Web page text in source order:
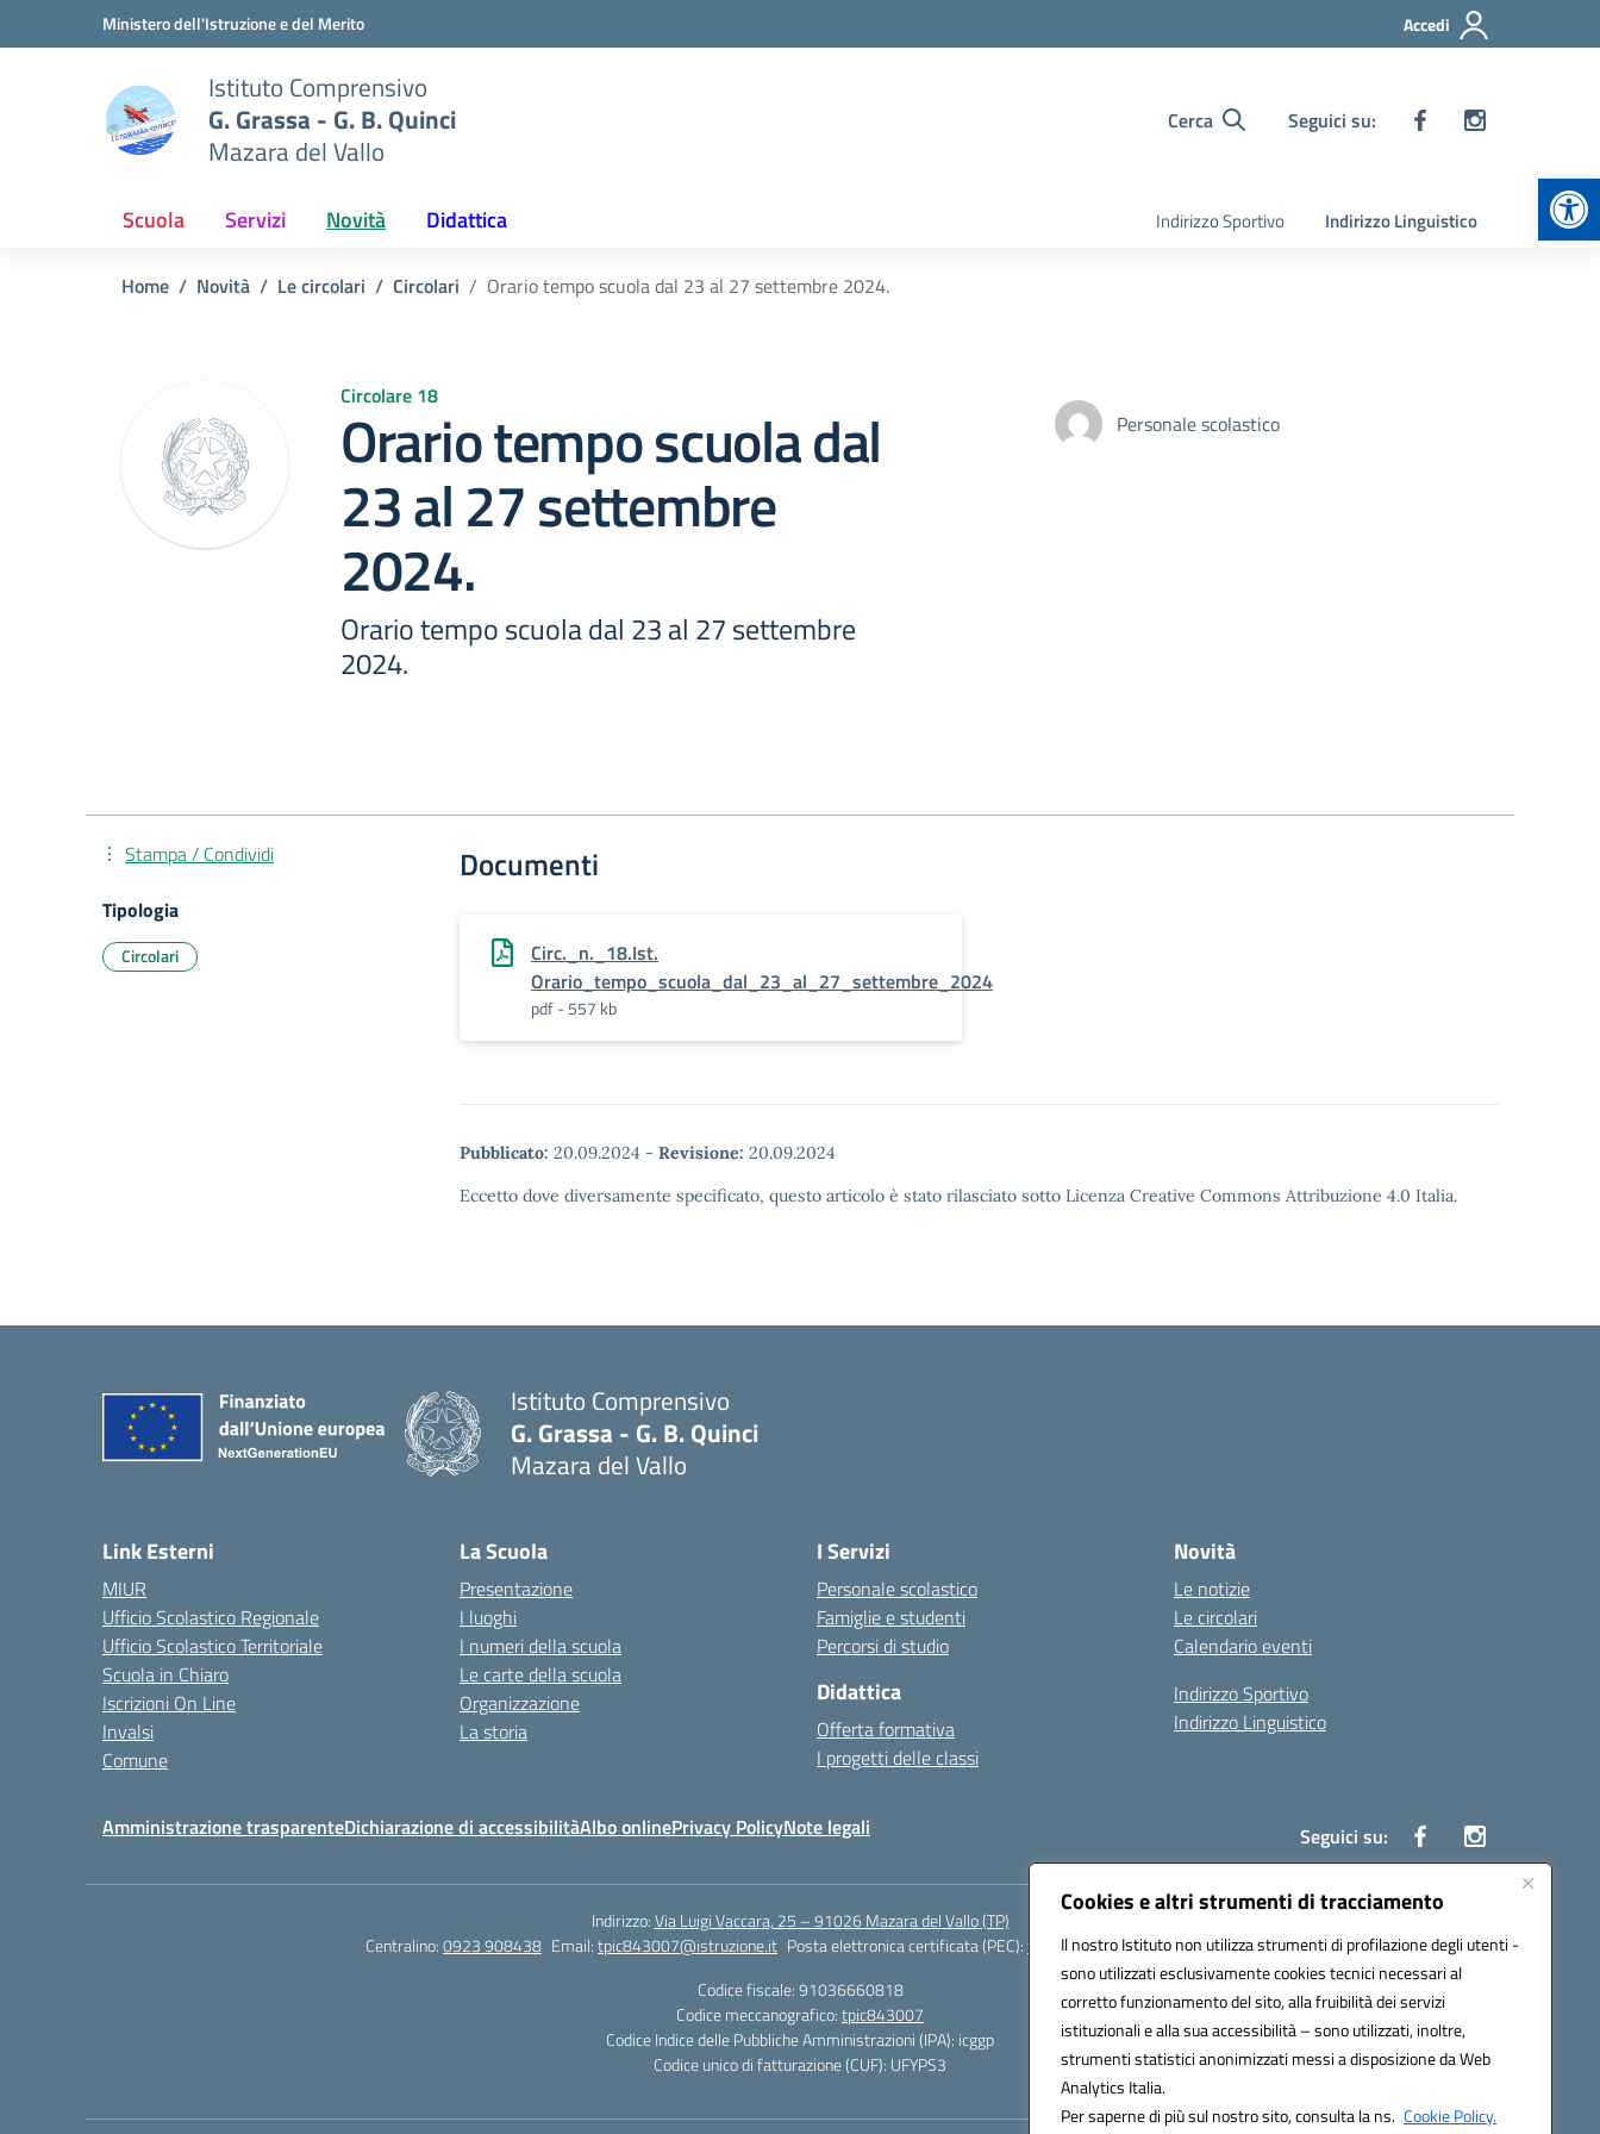
Cookies e altri strumenti di tracciamento
Il nostro Istituto non utilizza strumenti di profilazione degli utenti -
sono utilizzati esclusivamente cookies tecnici necessari al
corretto funzionamento del sito, alla fruibilità dei servizi
istituzionali e alla sua accessibilità – sono utilizzati, inoltre,
strumenti statistici anonimizzati messi a disposizione da Web
Analytics Italia.
Per saperne di più sul nostro sito, consulta la ns. Cookie Policy.
Vai ai contenuti
Vai al menu di navigazioneMinistero dell'Istruzione e del Merito Accedi
Istituto Comprensivo
G. Grassa - G. B. Quinci
Mazara del Vallo
Cerca Seguici su:
Scuola Servizi Novità Didattica Indirizzo Sportivo Indirizzo Linguistico
Home Novità Le circolari Circolari Orario tempo scuola dal 23 al 27 settembre 2024.
Circolare 18
Orario tempo scuola dal
23 al 27 settembre
2024.
Orario tempo scuola dal 23 al 27 settembre
2024.
Personale scolastico
Documenti
Circ._n._18.Ist.
Orario_tempo_scuola_dal_23_al_27_settembre_2024
pdf - 557 kb
Pubblicato: 20.09.2024 - Revisione: 20.09.2024
Eccetto dove diversamente specificato, questo articolo è stato rilasciato sotto Licenza Creative Commons Attribuzione 4.0 Italia.
Stampa / Condividi
Tipologia
Circolari
Istituto Comprensivo
G. Grassa - G. B. Quinci
Mazara del Vallo
Link Esterni
MIUR
Ufficio Scolastico Regionale
Ufficio Scolastico Territoriale
Scuola in Chiaro
Iscrizioni On Line
Invalsi
Comune
La Scuola
Presentazione
I luoghi
I numeri della scuola
Le carte della scuola
Organizzazione
La storia
I Servizi
Personale scolastico
Famiglie e studenti
Percorsi di studio
Didattica
Offerta formativa
I progetti delle classi
Novità
Le notizie
Le circolari
Calendario eventi
Indirizzo Sportivo
Indirizzo Linguistico
Amministrazione trasparenteDichiarazione di accessibilitàAlbo onlinePrivacy PolicyNote legali Seguici su:
Indirizzo:Via Luigi Vaccara, 25 – 91026 Mazara del Vallo (TP)
Centralino:0923 908438 Email:tpic843007@istruzione.it Posta elettronica certificata (PEC):tpic843007@pec.istruzione.it
Codice fiscale: 91036660818
Codice meccanografico:tpic843007
Codice Indice delle Pubbliche Amministrazioni (IPA): icggp
Codice unico di fatturazione (CUF): UFYPS3